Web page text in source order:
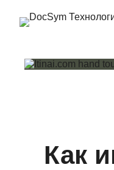
Как